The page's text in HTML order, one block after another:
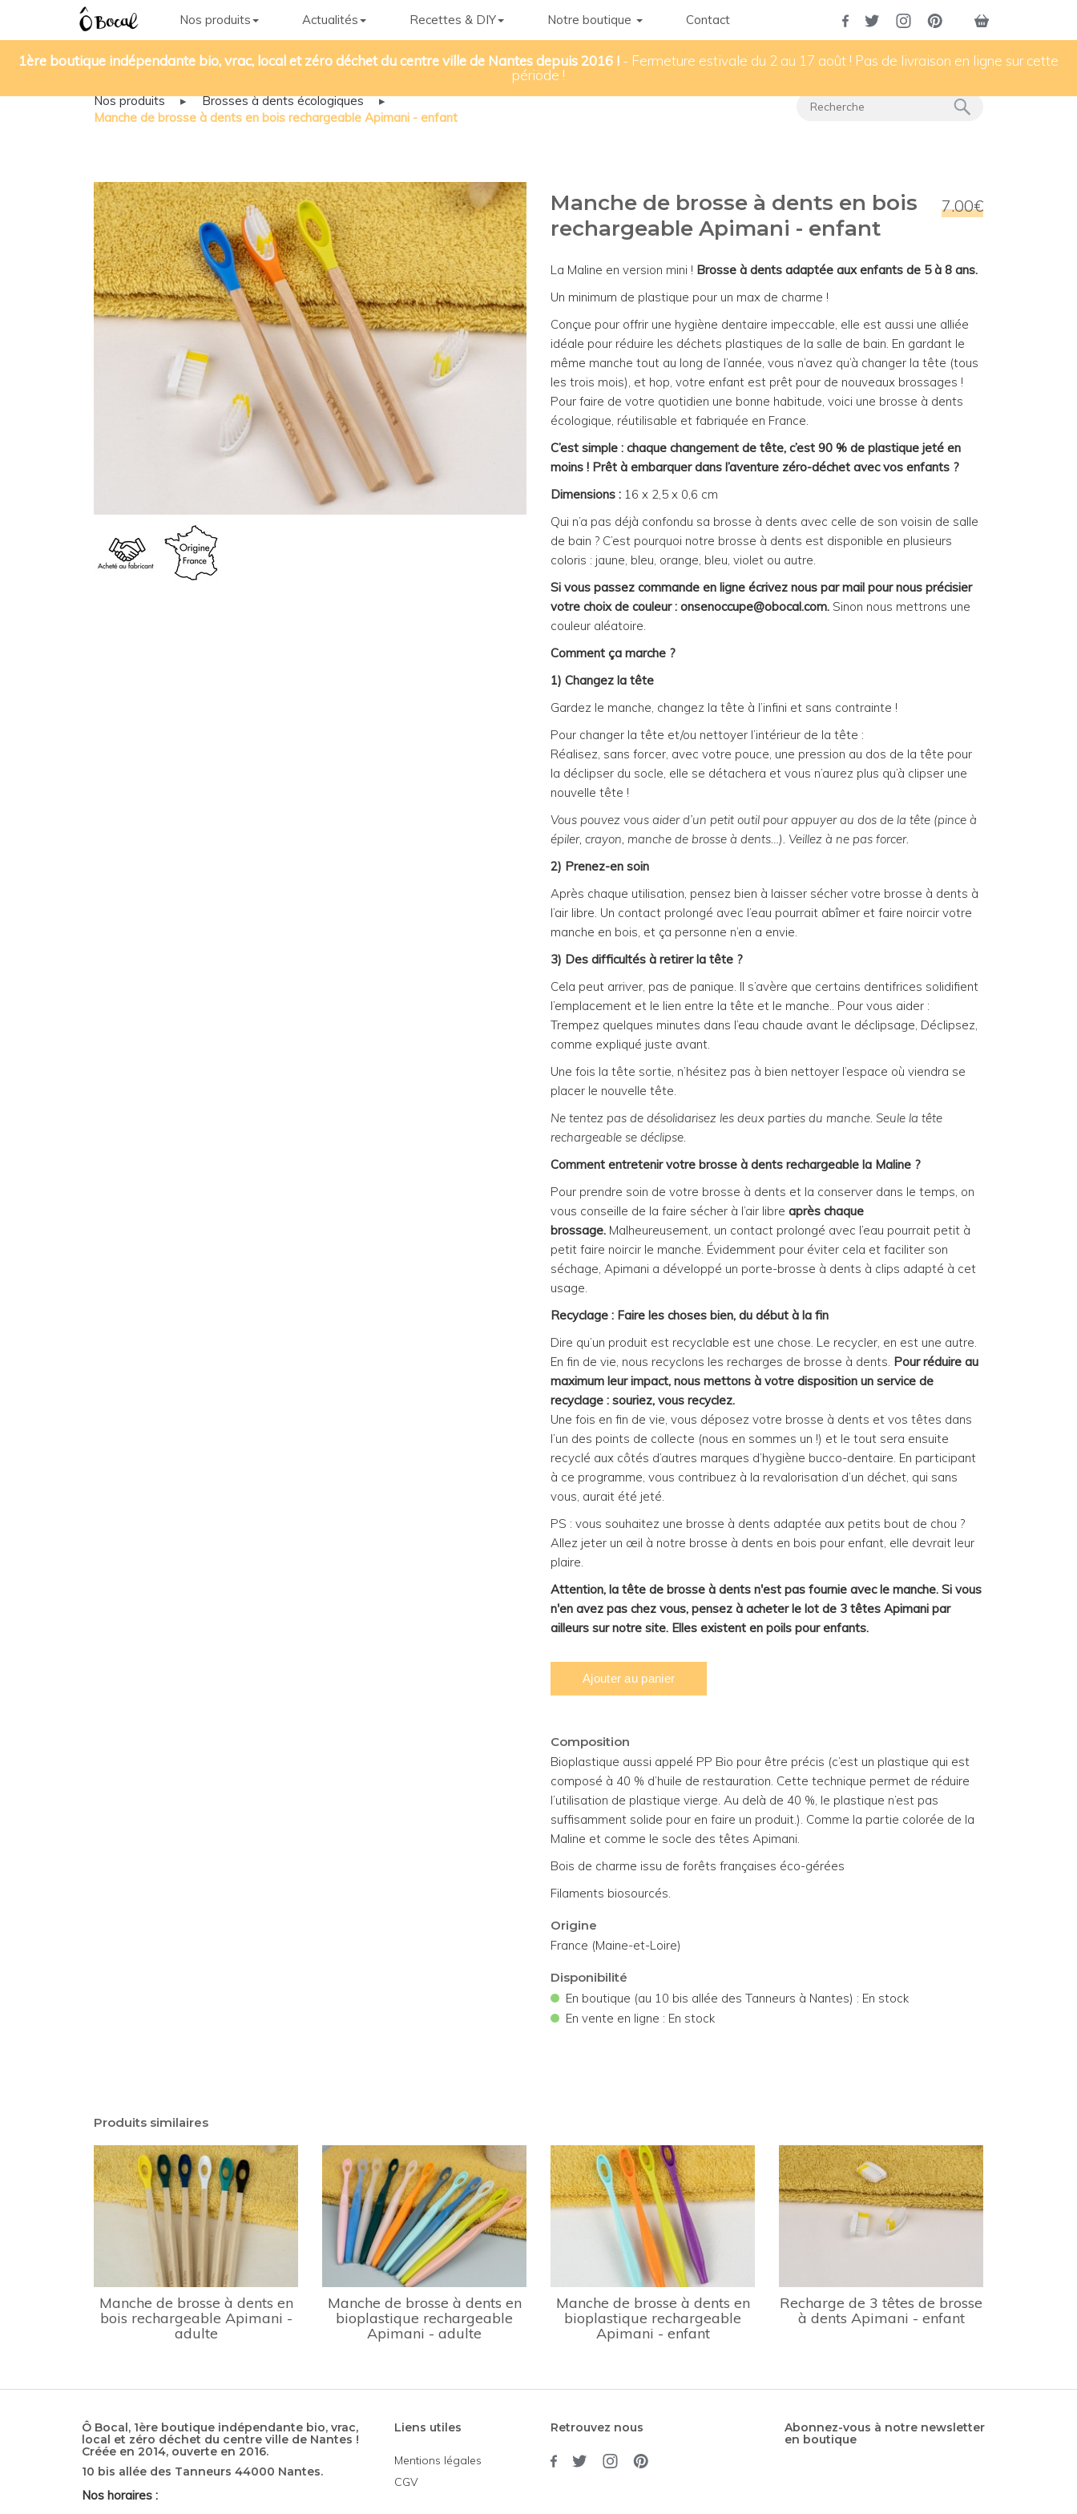
Nos produits Actualités Recettes & DIY Notre boutique Contact
1ère boutique indépendante bio, vrac, local et zéro déchet du centre ville de Nantes depuis 2016 ! - Fermeture estivale du 2 au 17 août ! Pas de livraison en ligne sur cette
période !
Nos produits ▸ Brosses à dents écologiques
▸
Manche de brosse à dents en bois rechargeable Apimani - enfant
7.00€
Manche de brosse à dents en bois
rechargeable Apimani - enfant
La Maline en version mini ! Brosse à dents adaptée aux enfants de 5 à 8 ans.
Un minimum de plastique pour un max de charme !
Conçue pour offrir une hygiène dentaire impeccable, elle est aussi une alliée
idéale pour réduire les déchets plastiques de la salle de bain. En gardant le
même manche tout au long de l’année, vous n’avez qu’à changer la tête (tous
les trois mois), et hop, votre enfant est prêt pour de nouveaux brossages !
Pour faire de votre quotidien une bonne habitude, voici une brosse à dents
écologique, réutilisable et fabriquée en France.
C’est simple : chaque changement de tête, c’est 90 % de plastique jeté en
moins ! Prêt à embarquer dans l’aventure zéro-déchet avec vos enfants ?
Dimensions : 16 x 2,5 x 0,6 cm
Qui n’a pas déjà confondu sa brosse à dents avec celle de son voisin de salle
de bain ? C’est pourquoi notre brosse à dents est disponible en plusieurs
coloris : jaune, bleu, orange, bleu, violet ou autre.
Si vous passez commande en ligne écrivez nous par mail pour nous précisier
votre choix de couleur : onsenoccupe@obocal.com. Sinon nous mettrons une
couleur aléatoire.
Comment ça marche ?
1) Changez la tête
Gardez le manche, changez la tête à l’infini et sans contrainte !
Pour changer la tête et/ou nettoyer l’intérieur de la tête :
Réalisez, sans forcer, avec votre pouce, une pression au dos de la tête pour
la déclipser du socle, elle se détachera et vous n’aurez plus qu’à clipser une
nouvelle tête !
Vous pouvez vous aider d’un petit outil pour appuyer au dos de la tête (pince à
épiler, crayon, manche de brosse à dents…). Veillez à ne pas forcer.
2) Prenez-en soin
Après chaque utilisation, pensez bien à laisser sécher votre brosse à dents à
l’air libre. Un contact prolongé avec l’eau pourrait abîmer et faire noircir votre
manche en bois, et ça personne n’en a envie.
3) Des difficultés à retirer la tête ?
Cela peut arriver, pas de panique. Il s’avère que certains dentifrices solidifient
l’emplacement et le lien entre la tête et le manche.. Pour vous aider :
Trempez quelques minutes dans l’eau chaude avant le déclipsage, Déclipsez,
comme expliqué juste avant.
Une fois la tête sortie, n’hésitez pas à bien nettoyer l’espace où viendra se
placer le nouvelle tête.
Ne tentez pas de désolidarisez les deux parties du manche. Seule la tête
rechargeable se déclipse.
Comment entretenir votre brosse à dents rechargeable la Maline ?
Pour prendre soin de votre brosse à dents et la conserver dans le temps, on
vous conseille de la faire sécher à l’air libre après chaque
brossage. Malheureusement, un contact prolongé avec l’eau pourrait petit à
petit faire noircir le manche. Évidemment pour éviter cela et faciliter son
séchage, Apimani a développé un porte-brosse à dents à clips adapté à cet
usage.
Recyclage : Faire les choses bien, du début à la fin
Dire qu’un produit est recyclable est une chose. Le recycler, en est une autre.
En fin de vie, nous recyclons les recharges de brosse à dents. Pour réduire au
maximum leur impact, nous mettons à votre disposition un service de
recyclage : souriez, vous recyclez.
Une fois en fin de vie, vous déposez votre brosse à dents et vos têtes dans
l’un des points de collecte (nous en sommes un !) et le tout sera ensuite
recyclé aux côtés d’autres marques d’hygiène bucco-dentaire. En participant
à ce programme, vous contribuez à la revalorisation d’un déchet, qui sans
vous, aurait été jeté.
PS : vous souhaitez une brosse à dents adaptée aux petits bout de chou ?
Allez jeter un œil à notre brosse à dents en bois pour enfant, elle devrait leur
plaire.
Attention, la tête de brosse à dents n'est pas fournie avec le manche. Si vous
n'en avez pas chez vous, pensez à acheter le lot de 3 têtes Apimani par
ailleurs sur notre site. Elles existent en poils pour enfants.
Composition
Bioplastique aussi appelé PP Bio pour être précis (c’est un plastique qui est
composé à 40 % d’huile de restauration. Cette technique permet de réduire
l’utilisation de plastique vierge. Au delà de 40 %, le plastique n’est pas
suffisamment solide pour en faire un produit.). Comme la partie colorée de la
Maline et comme le socle des têtes Apimani.
Bois de charme issu de forêts françaises éco-gérées
Filaments biosourcés.
Origine
France (Maine-et-Loire)
Disponibilité
• En boutique (au 10 bis allée des Tanneurs à Nantes) : En stock
• En vente en ligne : En stock
Produits similaires
Manche de brosse à dents en
bois rechargeable Apimani -
adulte
Manche de brosse à dents en
bioplastique rechargeable
Apimani - adulte
Manche de brosse à dents en
bioplastique rechargeable
Apimani - enfant
Recharge de 3 têtes de brosse
à dents Apimani - enfant
Ô Bocal, 1ère boutique indépendante bio, vrac,
local et zéro déchet du centre ville de Nantes !
Créée en 2014, ouverte en 2016.
10 bis allée des Tanneurs 44000 Nantes.
Nos horaires :
Liens utiles
Mentions légales
CGV
Retrouvez nous
Abonnez-vous à notre newsletter
en boutique